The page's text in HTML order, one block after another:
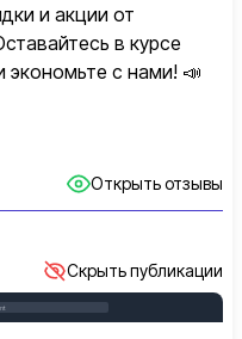
и акции от
в курсе
с нами! 📣
Открыть отзывы
Скрыть публикации